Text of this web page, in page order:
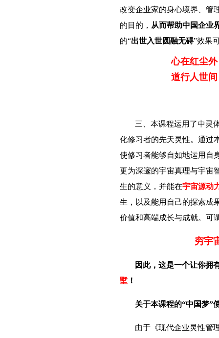
改变企业家的身心境界、管
的目的， 从而帮助中国企业
的“出世入世圆融无碍”效果
心在红尘
道行人世
三、本课程运用了中灵
化修习者的先天灵性。 通过
使修习者能够自如地运用自
更为深邃的宇宙真理与宇宙
生的意义，并能在宇宙源动
生，以及能用自己的探索成
价值和高端成长与成就。可
穷宇
因此，这是一个让你拥
墅 ！
关于本课程的“中国梦”
由于《现代企业灵性管